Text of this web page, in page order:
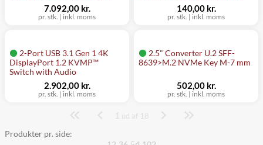
pr. stk. | inkl. moms
7.092,00 kr.
pr. stk. | inkl. moms
140,00 kr.
2-Port USB 3.1 Gen 1 4K
DisplayPort 1.2 KVMP™
Switch with Audio
pr. stk. | inkl. moms
2.902,00 kr.
2.5" Converter U.2 SFF-
8639>M.2 NVMe Key M-7 mm
pr. stk. | inkl. moms
502,00 kr.
Side
1 ud af 18
Produkter pr. side: